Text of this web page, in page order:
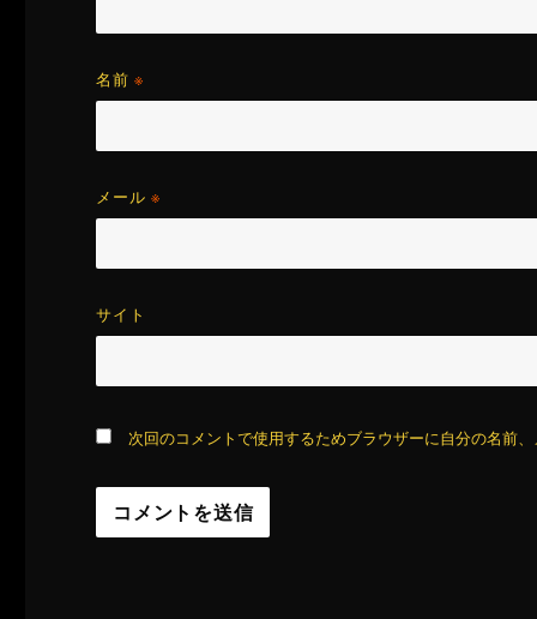
名前※
メール※
サイト
次回のコメントで使用するためブラウザーに自分の名前、